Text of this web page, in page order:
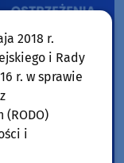
2018 r.
i Rady
r. w sprawie
i